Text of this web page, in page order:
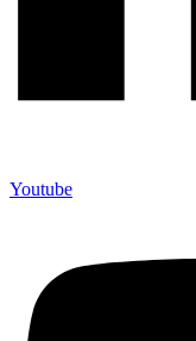
Youtube